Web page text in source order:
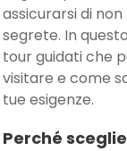
assicurarsi di
segrete. In
tour guidati che
visitare e come
tue esigenze.
Perché